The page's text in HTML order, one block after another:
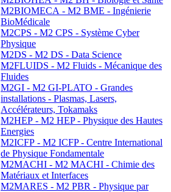
M2BIOMECA - M2 BME - Ingénierie
BioMédicale
M2CPS - M2 CPS - Système Cyber
Physique
M2DS - M2 DS - Data Science
M2FLUIDS - M2 Fluids - Mécanique des
Fluides
M2GI - M2 GI-PLATO - Grandes
installations - Plasmas, Lasers,
Accélérateurs, Tokamaks
M2HEP - M2 HEP - Physique des Hautes
Energies
M2ICFP - M2 ICFP - Centre International
de Physique Fondamentale
M2MACHI - M2 MACHI - Chimie des
Matériaux et Interfaces
M2MARES - M2 PBR - Physique par